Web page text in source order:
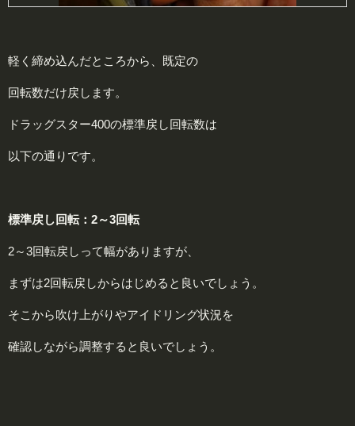
軽く締め込んだところから、既定の
回転数だけ戻します。
ドラッグスター400の標準戻し回転数は
以下の通りです。
標準戻し回転：2～3回転
2～3回転戻しって幅がありますが、
まずは2回転戻しからはじめると良いでしょう。
そこから吹け上がりやアイドリング状況を
確認しながら調整すると良いでしょう。